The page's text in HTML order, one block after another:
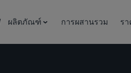
ผลิตภัณฑ์ การผสานรวม ร